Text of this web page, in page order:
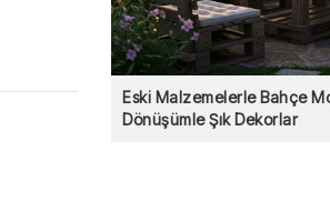
Eski Malzemelerle Bahçe
Dönüşümle Şık Dekorlar